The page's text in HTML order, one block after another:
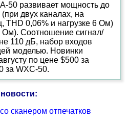
50 развивает мощность до
двух каналах, на
THD 0,06% и нагрузке 6 Ом)
Ом). Соотношение сигнал/
110 дБ, набор входов
моделью. Новинки
по цене $500 за
за WXC-50.
сканером отпечатков